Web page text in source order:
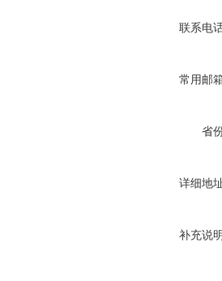
联系电
常用邮
省
详细地
补充说